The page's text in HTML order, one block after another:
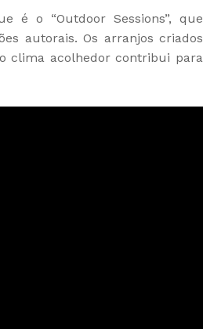
é o “Outdoor Sessions”, que
autorais. Os arranjos criados
clima acolhedor contribui para